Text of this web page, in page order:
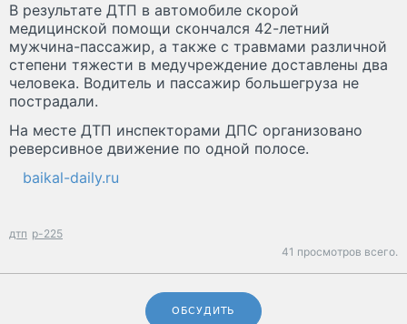
В результате ДТП в автомобиле скорой
медицинской помощи скончался 42-летний
мужчина-пассажир, а также с травмами различной
степени тяжести в медучреждение доставлены два
человека. Водитель и пассажир большегруза не
пострадали.
На месте ДТП инспекторами ДПС организовано
реверсивное движение по одной полосе.
baikal-daily.ru
дтп р-225
41 просмотров всего.
ОБСУДИТЬ